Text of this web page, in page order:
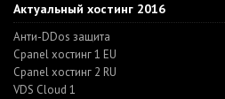
Актуальный хостинг 2016
Анти-DDos защита
Cpanel хостинг 1 EU
Cpanel хостинг 2 RU
VDS Cloud 1